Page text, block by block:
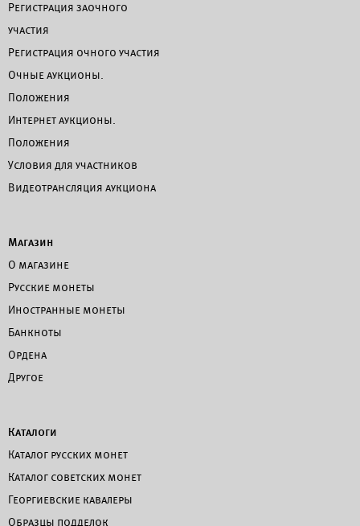
Регистрация заочного
участия
Регистрация очного участия
Очные аукционы.
Положения
Интернет аукционы.
Положения
Условия для участников
Видеотрансляция аукциона
Магазин
О магазине
Русские монеты
Иностранные монеты
Банкноты
Ордена
Другое
Каталоги
Каталог русских монет
Каталог советских монет
Георгиевские кавалеры
Образцы подделок